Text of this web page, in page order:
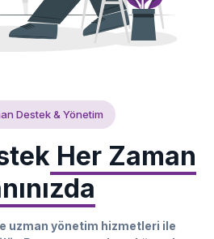
Destek & Yönetim
Her Zaman
uzman yönetim hizmetleri ile